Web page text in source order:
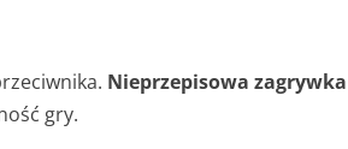
Nieprzepisowa zagrywka
gry.